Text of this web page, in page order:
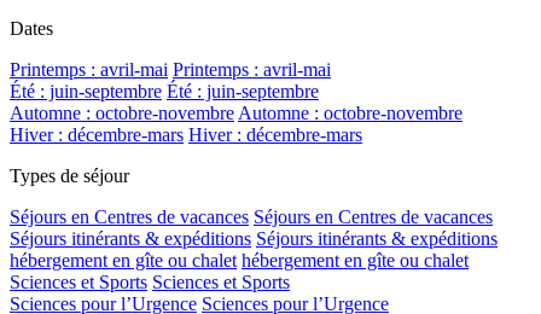
Dates
Printemps : avril-mai Printemps : avril-mai
Été : juin-septembre Été : juin-septembre
Automne : octobre-novembreAutomne : octobre-novembre
Hiver : décembre-mars Hiver : décembre-mars
Types de séjour
Séjours en Centres de vacances Séjours en Centres de vacances
Séjours itinérants & expéditions Séjours itinérants & expéditions
hébergement en gîte ou chalet hébergement en gîte ou chalet
Sciences et Sports Sciences et Sports
Sciences pour l’Urgence Sciences pour l’Urgence